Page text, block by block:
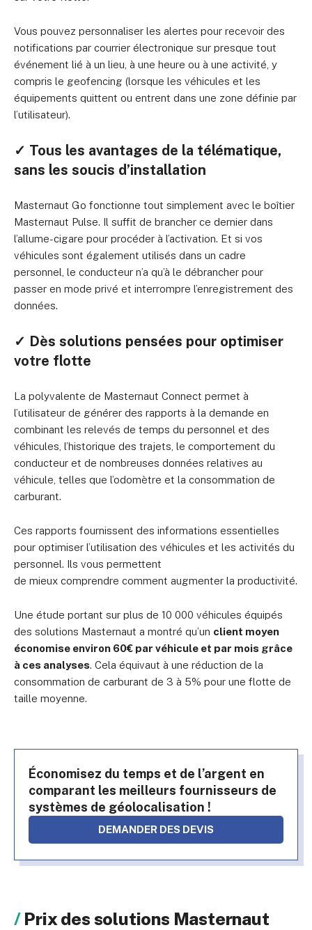
Vous pouvez personnaliser les alertes pour recevoir des
notifications par courrier électronique sur presque tout
événement lié à un lieu, à une heure ou à une activité, y
compris le geofencing (lorsque les véhicules et les
équipements quittent ou entrent dans une zone définie par
l’utilisateur).
✓ Tous les avantages de la télématique,
sans les soucis d’installation
Masternaut Go fonctionne tout simplement avec le boîtier
Masternaut Pulse. Il suffit de brancher ce dernier dans
l’allume-cigare pour procéder à l’activation. Et si vos
véhicules sont également utilisés dans un cadre
personnel, le conducteur n’a qu’à le débrancher pour
passer en mode privé et interrompre l’enregistrement des
données.
✓ Dès solutions pensées pour optimiser
votre flotte
La polyvalente de Masternaut Connect permet à
l’utilisateur de générer des rapports à la demande en
combinant les relevés de temps du personnel et des
véhicules, l’historique des trajets, le comportement du
conducteur et de nombreuses données relatives au
véhicule, telles que l’odomètre et la consommation de
carburant.
Ces rapports fournissent des informations essentielles
pour optimiser l’utilisation des véhicules et les activités du
personnel. Ils vous permettent
de mieux comprendre comment augmenter la productivité.
Une étude portant sur plus de 10 000 véhicules équipés
des solutions Masternaut a montré qu’un client moyen
économise environ 60€ par véhicule et par mois grâce
à ces analyses. Cela équivaut à une réduction de la
consommation de carburant de 3 à 5% pour une flotte de
taille moyenne.
Économisez du temps et de l’argent en
comparant les meilleurs fournisseurs de
systèmes de géolocalisation !
DEMANDER DES DEVIS
Prix des solutions Masternaut